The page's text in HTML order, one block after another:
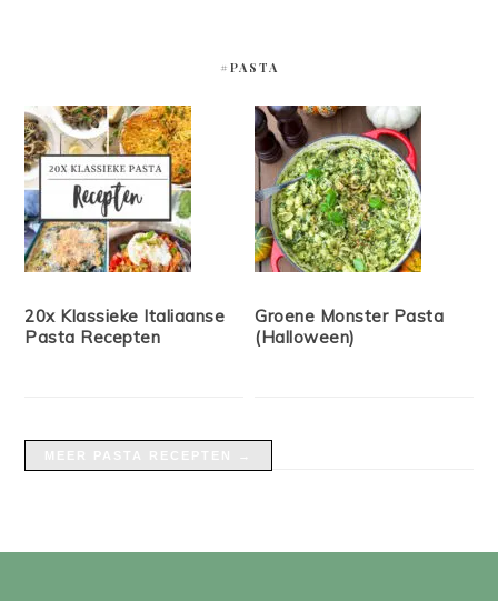
#PASTA
20x Klassieke Italiaanse
Pasta Recepten
Groene Monster Pasta
(Halloween)